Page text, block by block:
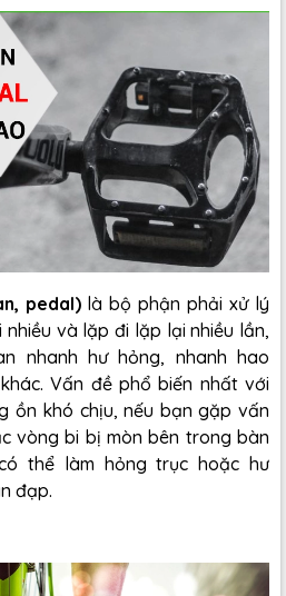
pedal)là bộ phận phải xử lý
và lặp đi lặp lại nhiều lần,
nhanh hư hỏng, nhanh hao
Vấn đề phổ biến nhất với
ồn khó chịu, nếu bạn gặp vấn
vòng bi bị mòn bên trong bàn
thể làm hỏng trục hoặc hư
đạp.